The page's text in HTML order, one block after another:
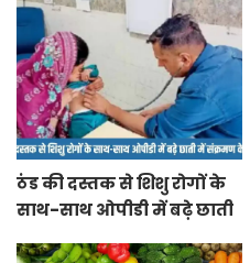
अंगूठा
ठंड की दस्तक से शिशु रोगों के
साथ-साथ ओपीडी में बढ़े छाती